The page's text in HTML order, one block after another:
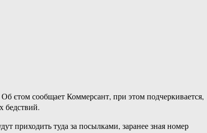
єтом сообщает Коммерсант, при этом подчеркивается,
бедствий.
приходить туда за посылками, заранее зная номер